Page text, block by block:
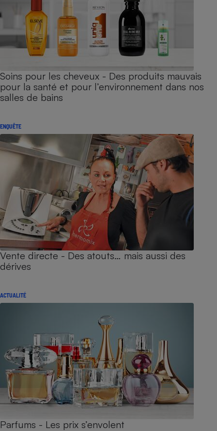
Soins pour les cheveux - Des produits mauvais
pour la santé et pour l’environnement dans nos
salles de bains
ENQUÊTE
Vente directe - Des atouts… mais aussi des
dérives
ACTUALITÉ
Parfums - Les prix s’envolent